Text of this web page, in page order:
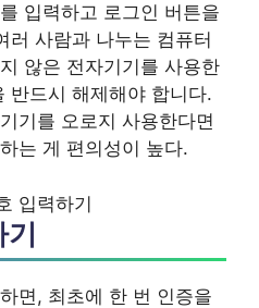
입력하고 로그인 버튼을
러 사람과 나누는 컴퓨터
않은 전자기기를 사용한
반드시 해제해야 합니다.
기를 오로지 사용한다면
는 게 편의성이 높다.
입력하기
기
면, 최초에 한 번 인증을